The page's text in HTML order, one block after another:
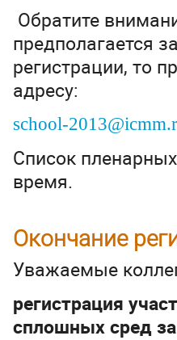
Обратите
предполагается
регистрации, то
адресу:
school-
Список
время.
Окончание
Уважаемые
регистрация
сплошных сред